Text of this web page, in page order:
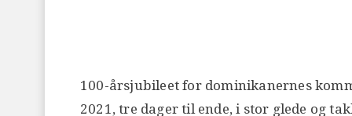
100-årsjubileet for dominikanernes
2021, tre dager til ende, i stor glede og